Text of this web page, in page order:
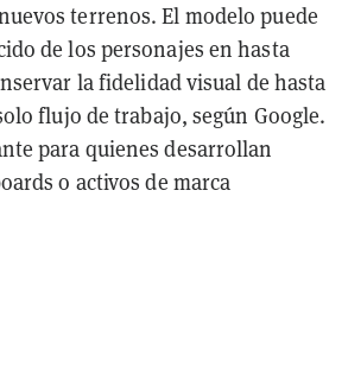
terrenos. El modelo puede
de los personajes en hasta
la fidelidad visual de hasta
flujo de trabajo, según Google.
para quienes desarrollan
o activos de marca